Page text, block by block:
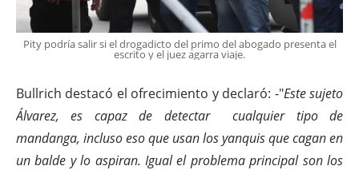
Pity podría salir si el drogadicto del primo del abogado presenta el
escrito y el juez agarra viaje.
Bullrich destacó el ofrecimiento y declaró: -"Este sujeto
Álvarez, es capaz de detectar cualquier tipo de
mandanga, incluso eso que usan los yanquis que cagan en
un balde y lo aspiran. Igual el problema principal son los